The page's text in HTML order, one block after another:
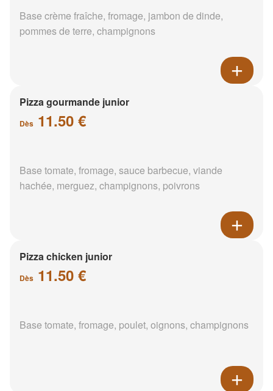
Base crème fraîche, fromage, jambon de dinde,
pommes de terre, champignons
Pizza gourmande junior
Dès 11.50 €
Base tomate, fromage, sauce barbecue, viande
hachée, merguez, champignons, poivrons
Pizza chicken junior
Dès 11.50 €
Base tomate, fromage, poulet, oignons, champignons